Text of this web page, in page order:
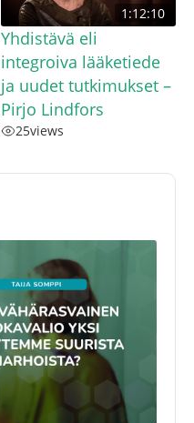
1:12:10
Yhdistävä eli
integroiva lääketiede
ja uudet tutkimukset –
Pirjo Lindfors
25views